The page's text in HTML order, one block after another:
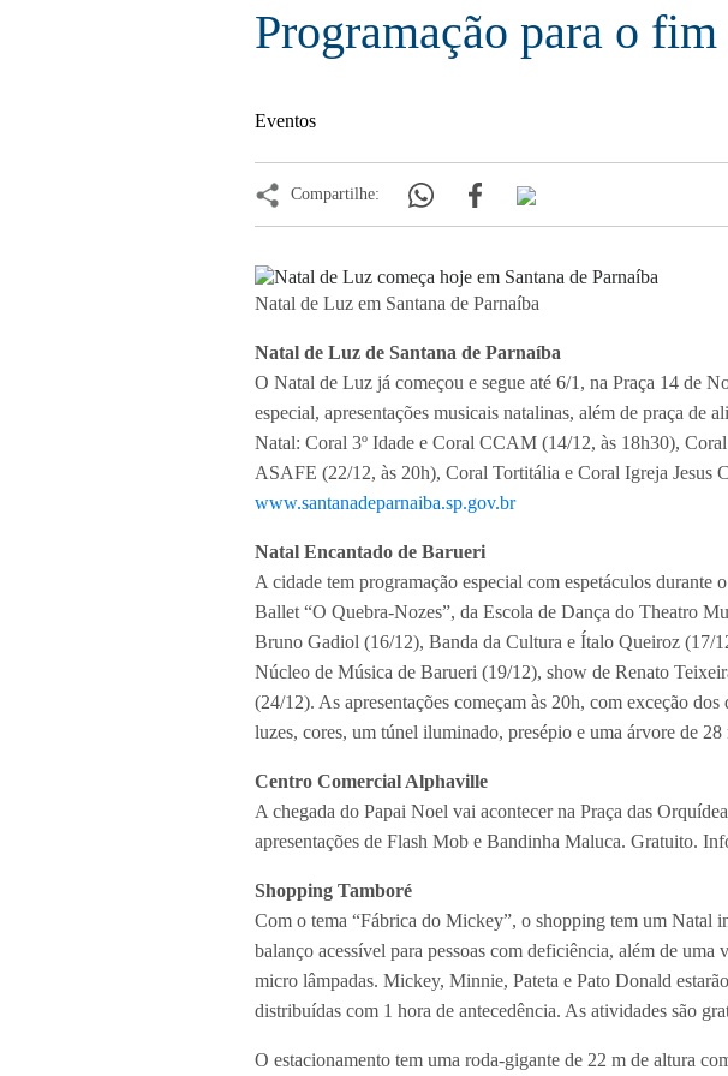
Programação para o fim
Eventos
Compartilhe:
Natal de Luz em Santana de Parnaíba
Natal de Luz de Santana de Parnaíba
O Natal de Luz já começou e segue até 6/1, na Praça 14 de
especial, apresentações musicais natalinas, além de praça de
Natal: Coral 3º Idade e Coral CCAM (14/12, às 18h30),
ASAFE (22/12, às 20h), Coral Tortitália e Coral Igreja Jesus
www.santanadeparnaiba.sp.gov.br
Natal Encantado de Barueri
A cidade tem programação especial com espetáculos
Ballet “O Quebra-Nozes”, da Escola de Dança do Theatro
Bruno Gadiol (16/12), Banda da Cultura e Ítalo Queiroz (17/
Núcleo de Música de Barueri (19/12), show de Renato
(24/12). As apresentações começam às 20h, com exceção
luzes, cores, um túnel iluminado, presépio e uma árvore de
Centro Comercial Alphaville
A chegada do Papai Noel vai acontecer na Praça das
apresentações de Flash Mob e Bandinha Maluca. Gratuito.
Shopping Tamboré
Com o tema “Fábrica do Mickey”, o shopping tem um Natal
balanço acessível para pessoas com deficiência, além de
micro lâmpadas. Mickey, Minnie, Pateta e Pato Donald
distribuídas com 1 hora de antecedência. As atividades são
O estacionamento tem uma roda-gigante de 22 m de altura